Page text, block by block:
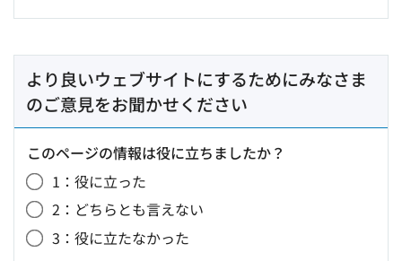
より良いウェブサイトにするためにみなさま
のご意見をお聞かせください
このページの情報は役に立ちましたか？
1：役に立った
2：どちらとも言えない
3：役に立たなかった